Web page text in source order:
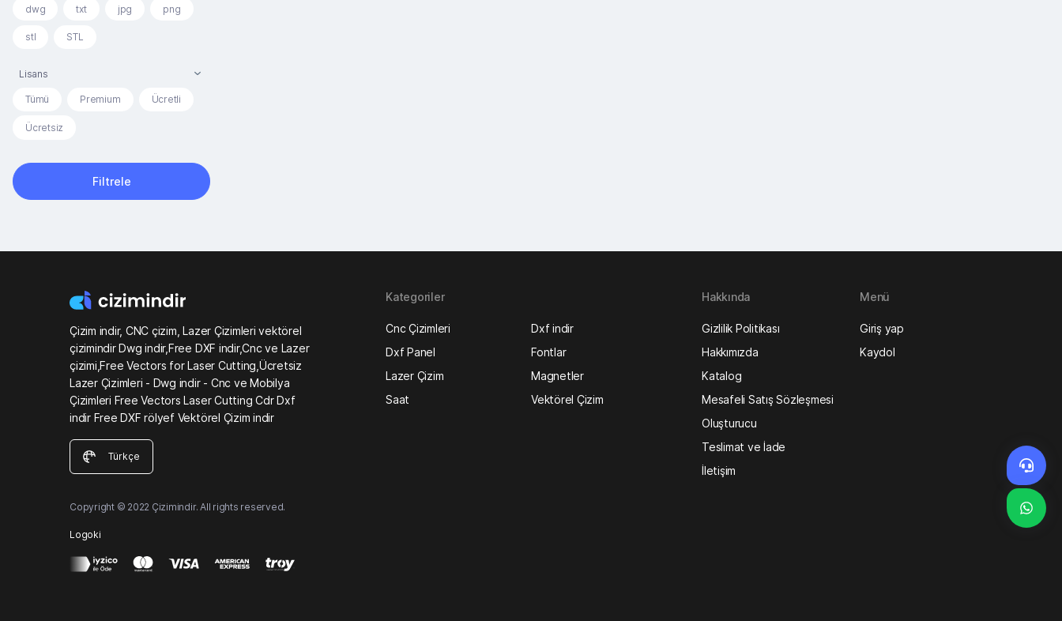
dwg txt jpg png
stl STL
Lisans
Tümü Premium Ücretli
Ücretsiz
Filtrele
Çizim indir, CNC çizim, Lazer Çizimleri vektörel
çizimindir Dwg indir,Free DXF indir,Cnc ve Lazer
çizimi,Free Vectors for Laser Cutting,Ücretsiz
Lazer Çizimleri - Dwg indir - Cnc ve Mobilya
Çizimleri Free Vectors Laser Cutting Cdr Dxf
indir Free DXF rölyef Vektörel Çizim indir
Türkçe
Copyright © 2022 Çizimindir. All rights reserved.
Logoki
Kategoriler
Cnc Çizimleri
Dxf indir
Dxf Panel
Fontlar
Lazer Çizim
Magnetler
Saat
Vektörel Çizim
Hakkında
Gizlilik Politikası
Hakkımızda
Katalog
Mesafeli Satış Sözleşmesi
Oluşturucu
Teslimat ve İade
İletişim
Menü
Giriş yap
Kaydol